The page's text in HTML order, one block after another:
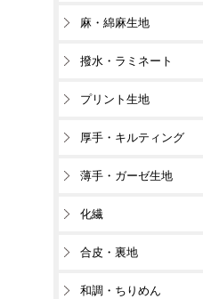
麻・綿麻生地
撥水・ラミネート
プリント生地
厚手・キルティング
薄手・ガーゼ生地
化繊
合皮・裏地
和調・ちりめん